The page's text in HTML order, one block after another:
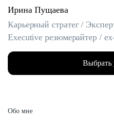
Ирина Пущаева
Карьерный стратег /
Executive резюмерайтер /
Выбрать
Обо мне